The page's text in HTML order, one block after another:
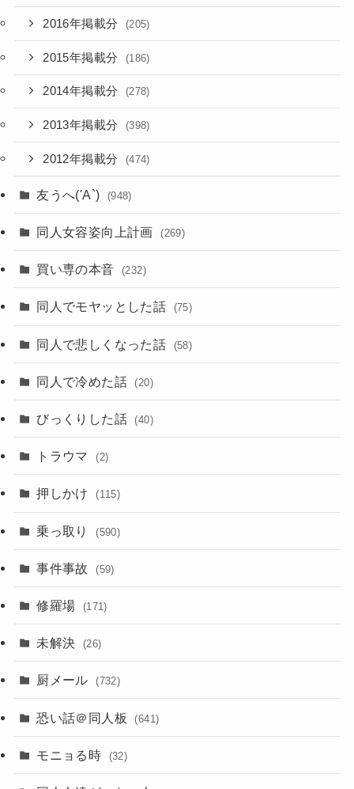
2016年掲載分 (205)
2015年掲載分 (186)
2014年掲載分 (278)
2013年掲載分 (398)
2012年掲載分 (474)
友うへ('A`) (948)
同人女容姿向上計画 (269)
買い専の本音 (232)
同人でモヤッとした話 (75)
同人で悲しくなった話 (58)
同人で冷めた話 (20)
びっくりした話 (40)
トラウマ (2)
押しかけ (115)
乗っ取り (590)
事件事故 (59)
修羅場 (171)
未解決 (26)
厨メール (732)
恐い話＠同人板 (641)
モニョる時 (32)